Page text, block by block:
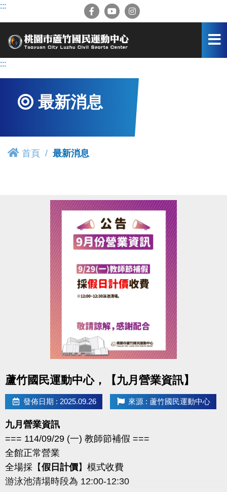
跳
容
:::
:::
最新消息
首頁 最新消息
蘆竹國民運動中心，【九月營業資訊】
發佈日期 : 2025.09.26 來源 : 蘆竹國民運動中心
九月營業資訊
=== 114/09/29 (一) 教師節補假 ===
全館正常營業
全場採【假日計價】模式收費
游泳池清場時段為 12:00-12:30